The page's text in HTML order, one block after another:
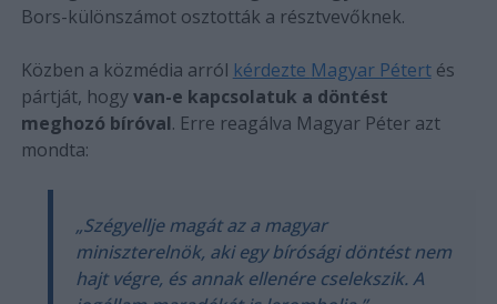
Bors-különszámot osztották a résztvevőknek.
Közben a közmédia arról kérdezte Magyar Pétertés
pártját, hogyvan-e kapcsolatuk a döntést
meghozó bíróval. Erre reagálva Magyar Péter azt
mondta:
„Szégyellje magát az a magyar
miniszterelnök, aki egy bírósági döntést nem
hajt végre, és annak ellenére cselekszik. A